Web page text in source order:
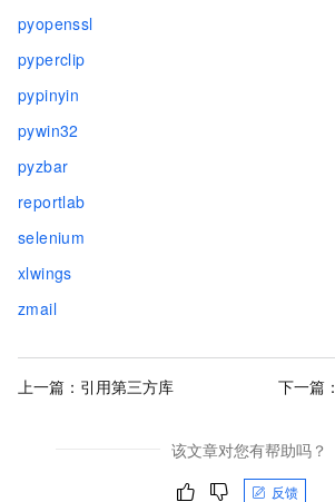
pyopenssl
pyperclip
pypinyin
pywin32
pyzbar
reportlab
selenium
xlwings
zmail
上一篇： 引用第三方库 下一篇：
该文章对您有帮助吗？
反馈